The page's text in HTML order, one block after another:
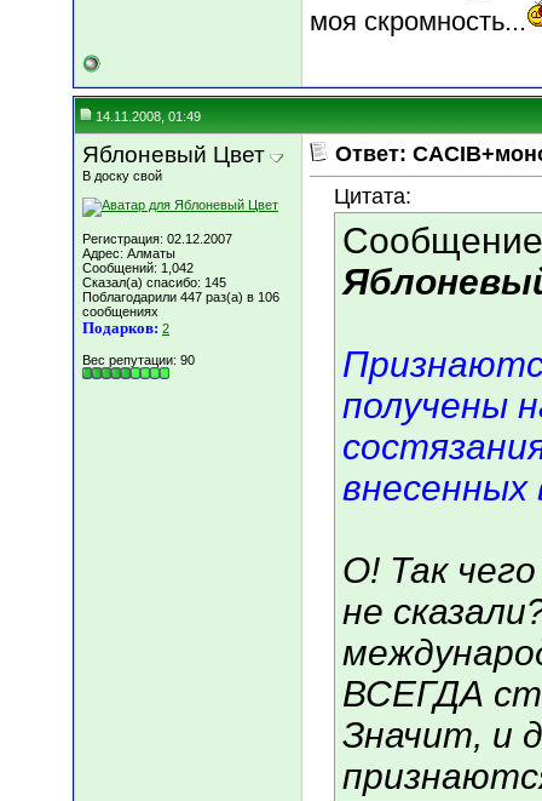
моя скромность...
14.11.2008, 01:49
Яблоневый Цвет
В доску свой
Регистрация: 02.12.2007
Адрес: Алматы
Сообщений: 1,042
Сказал(а) спасибо: 145
Поблагодарили 447 раз(а) в 106
сообщениях
Подарков: 2
Вес репутации: 90
Ответ:
Цитата:
получены
внесенных
О! Так
не
ВСЕГДА
Значит, и